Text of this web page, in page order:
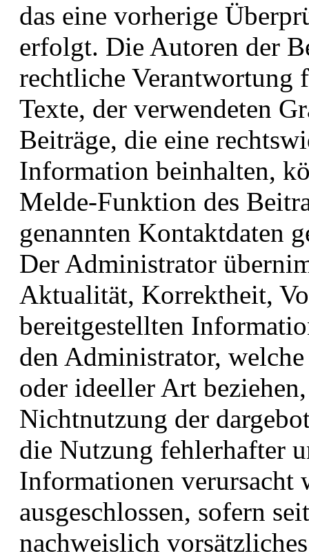
das eine vorherige
erfolgt. Die Autoren der
rechtliche Verantwortung
Texte, der verwendeten
Beiträge, die eine
Information beinhalten,
Melde-Funktion des
genannten Kontaktdaten
Der Administrator
Aktualität, Korrektheit,
bereitgestellten
den Administrator,
oder ideeller Art
Nichtnutzung der
die Nutzung fehlerhafter
Informationen verursacht
ausgeschlossen, sofern
nachweislich